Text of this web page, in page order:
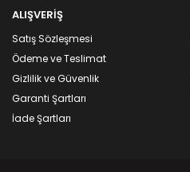
ALIŞVERİŞ
Satış Sözleşmesi
Ödeme ve Teslimat
Gizlilik ve Güvenlik
Garanti Şartları
İade Şartları